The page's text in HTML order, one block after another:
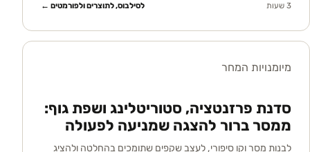
3 שעות לסילבוס, לתוצרים ולפורמטים ←
מיומנויות המחר
סדנת פרזנטציה, סטוריטלינג ושפת גוף:
ממסר ברור להצגה שמניעה לפעולה
לבנות מסר וקו סיפורי, לעצב שקפים שתומכים בהחלטה ולהציג